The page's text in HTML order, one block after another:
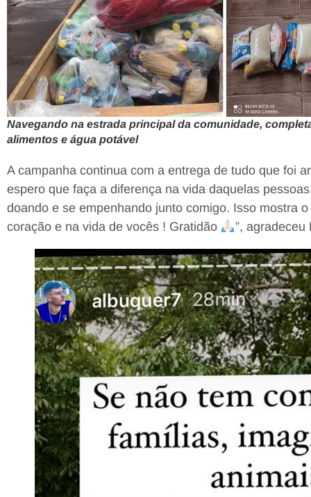
Navegando na estrada principal da comunidade,
alimentos e água potável
A campanha continua com a entrega de tudo que foi
espero que faça a diferença na vida daquelas
doando e se empenhando junto comigo. Isso mostra
coração e na vida de vocês ! Gratidão
”, agradeceu